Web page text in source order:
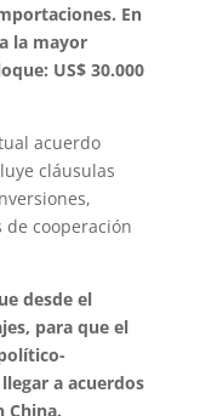
En
la mayor
US$ 30.000
acuerdo
cláusulas
cooperación
desde el
para que el
a acuerdos
China.